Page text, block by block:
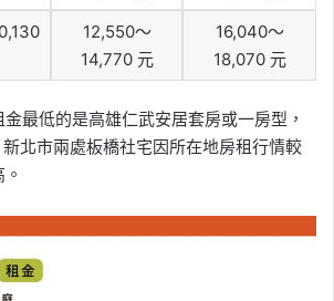
12,550～
14,770 元
16,040～
18,070 元
最低的是高雄仁武安居套房或一房型，
北市兩處板橋社宅因所在地房租行情較